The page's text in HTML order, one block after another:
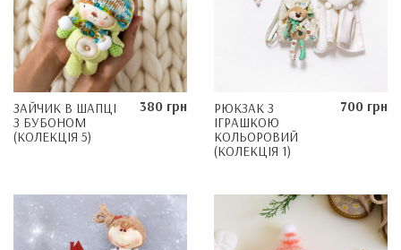
ЗАЙЧИК В ШАПЦІ
З БУБОНОМ
(КОЛЕКЦІЯ 5)
380 грн
РЮКЗАК З
ІГРАШКОЮ
КОЛЬОРОВИЙ
(КОЛЕКЦІЯ 1)
700 грн